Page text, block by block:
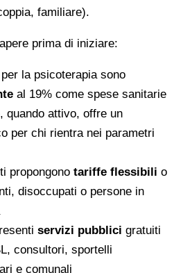
familiare).
prima di iniziare:
la psicoterapia sono
al 19% come spese sanitarie
, quando attivo, offre un
per chi rientra nei parametri
propongono tariffe flessibili o
disoccupati o persone in
servizi pubblici gratuiti
consultori, sportelli
e comunali